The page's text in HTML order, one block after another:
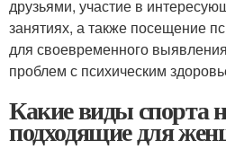
друзьями, участие в
занятиях, а также посещение
для своевременного
проблем с психическим
Какие виды спорта
подходящие для